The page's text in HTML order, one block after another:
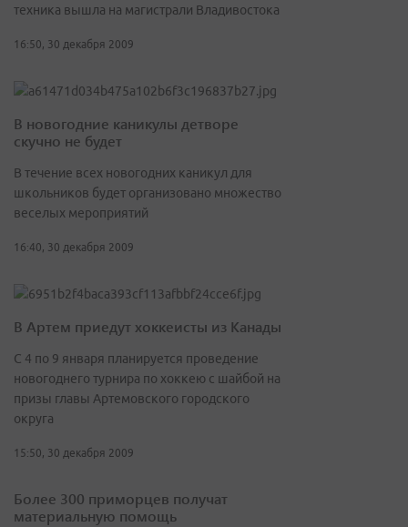
техника вышла на магистрали Владивостока
16:50, 30 декабря 2009
В новогодние каникулы детворе
скучно не будет
В течение всех новогодних каникул для
школьников будет организовано множество
веселых мероприятий
16:40, 30 декабря 2009
В Артем приедут хоккеисты из Канады
С 4 по 9 января планируется проведение
новогоднего турнира по хоккею с шайбой на
призы главы Артемовского городского
округа
15:50, 30 декабря 2009
Более 300 приморцев получат
материальную помощь